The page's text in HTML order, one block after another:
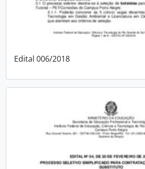
Edital 006/2018